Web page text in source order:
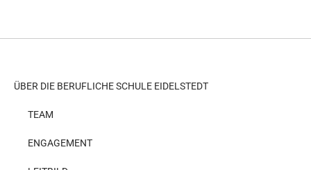
ÜBER DIE BERUFLICHE SCHULE EIDELSTEDT
TEAM
ENGAGEMENT